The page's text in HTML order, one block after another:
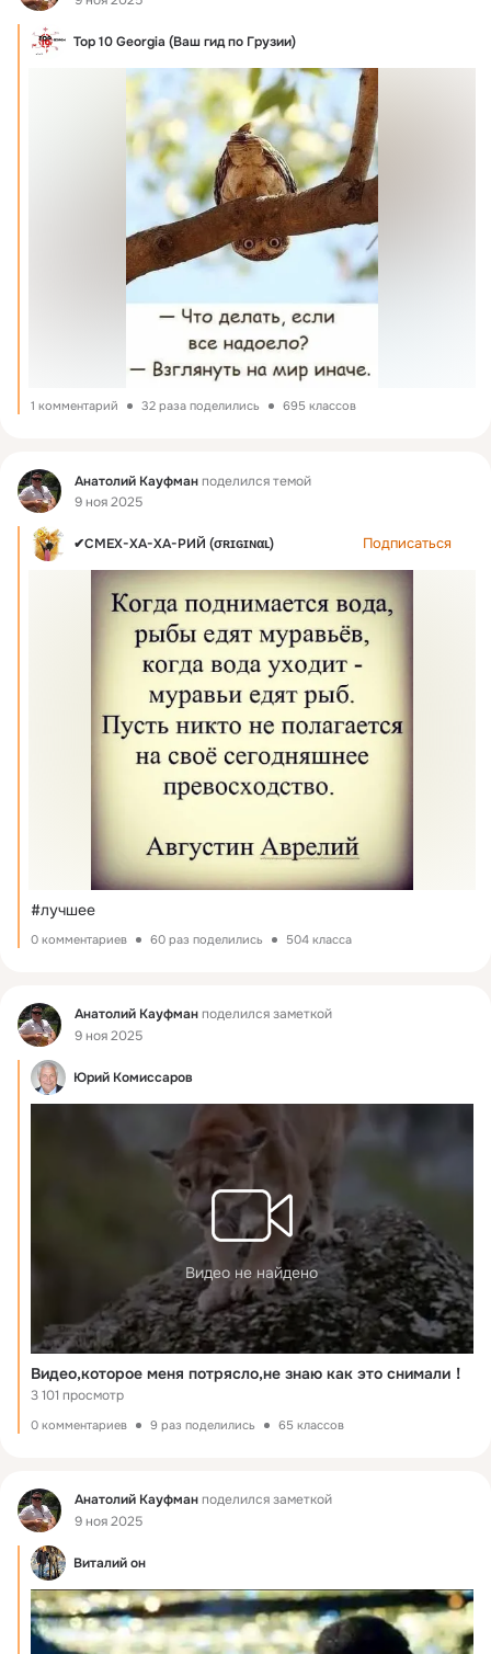
Тоp 10 Georgia (Ваш гид по Грузии)
1 комментарий 32 раза поделились 695 классов
Фид Анатолий Кауфманподелился темой
9 ноя 2025
✔СМЕХ-ХА-ХА-РИЙ (σʀɪɢɪɴαʟ) Подписаться
#лучшее
0 комментариев 60 раз поделились 504 класса
Фид Анатолий Кауфманподелился заметкой
9 ноя 2025
Юрий Комиссаров
Видео не найдено
Видео,которое меня потрясло,не знаю как это снимали！
3 101 просмотр
0 комментариев 9 раз поделились 65 классов
Фид Анатолий Кауфманподелился заметкой
9 ноя 2025
Виталий он